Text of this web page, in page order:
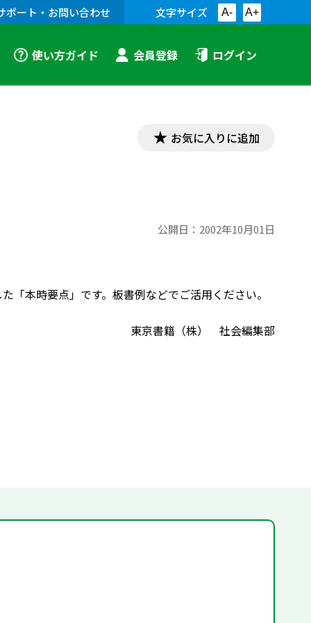
ポート・お問い合わせ 文字サイズ A- A+
使い方ガイド 会員登録 ログイン
お気に入りに追加
公開日： 2002年10月01日
本時要点」です。板書例などでご活用ください。
東京書籍（株） 社会編集部